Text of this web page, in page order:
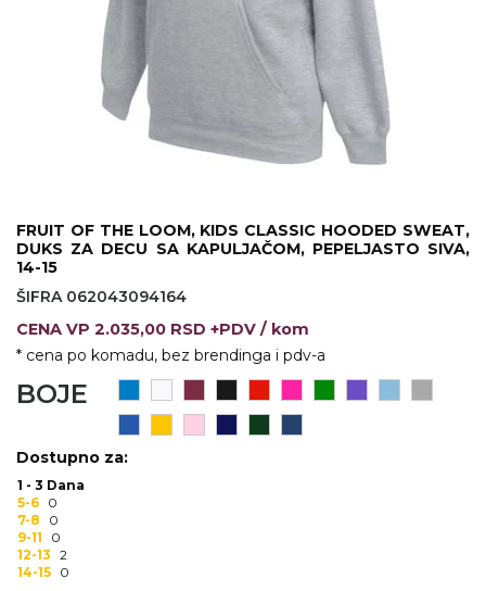
VINO I BAR
UPALJAČI
SLOBODNO VREME
ŠOLJE
LAMPE
ZDRAVLJE I LEPOTA
DUKSEVI I KABANICE
KAČKETI, KAPE I ŠEŠIRI
POLO MAJICE
KOŠULJE
UNIFORME
TEHNOLOGIJA
USB
TEHNOLOGIJA
GADŽETI
TEKSTIL
KOŠULJE
TEKSTIL
PANTALONE
KECELJE I
TEKSTIL
FRUIT OF THE LOOM, KIDS CLASSIC HOODED SWEAT,
DUKS ZA DECU SA KAPULJAČOM, PEPELJASTO SIVA,
14-15
ŠIFRA 062043094164
CENA VP 2.035,00 RSD +PDV / kom
* cena po komadu, bez brendinga i pdv-a
BOJE
Dostupno za:
1 - 3 Dana
5-6 0
7-8
0
9-11
0
12-13 2
14-15 0